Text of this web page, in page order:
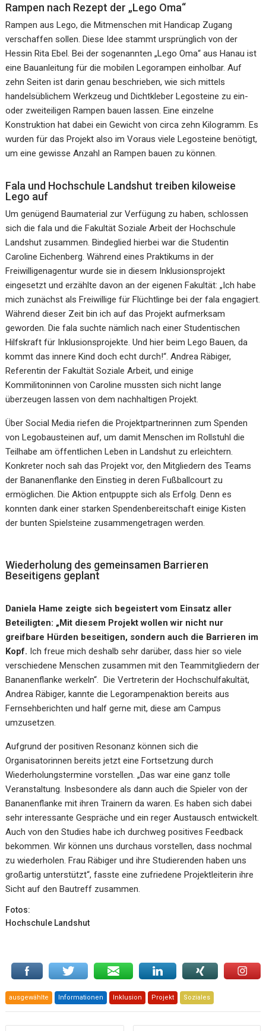
Rampen nach Rezept der „Lego Oma“
Rampen aus Lego, die Mitmenschen mit Handicap Zugang
verschaffen sollen. Diese Idee stammt ursprünglich von der
Hessin Rita Ebel. Bei der sogenannten „Lego Oma“ aus Hanau ist
eine Bauanleitung für die mobilen Legorampen einholbar. Auf
zehn Seiten ist darin genau beschrieben, wie sich mittels
handelsüblichem Werkzeug und Dichtkleber Legosteine zu ein-
oder zweiteiligen Rampen bauen lassen. Eine einzelne
Konstruktion hat dabei ein Gewicht von circa zehn Kilogramm. Es
wurden für das Projekt also im Voraus viele Legosteine benötigt,
um eine gewisse Anzahl an Rampen bauen zu können.
Fala und Hochschule Landshut treiben kiloweise
Lego auf
Um genügend Baumaterial zur Verfügung zu haben, schlossen
sich die fala und die Fakultät Soziale Arbeit der Hochschule
Landshut zusammen. Bindeglied hierbei war die Studentin
Caroline Eichenberg. Während eines Praktikums in der
Freiwilligenagentur wurde sie in diesem Inklusionsprojekt
eingesetzt und erzählte davon an der eigenen Fakultät: „Ich habe
mich zunächst als Freiwillige für Flüchtlinge bei der fala engagiert.
Während dieser Zeit bin ich auf das Projekt aufmerksam
geworden. Die fala suchte nämlich nach einer Studentischen
Hilfskraft für Inklusionsprojekte. Und hier beim Lego Bauen, da
kommt das innere Kind doch echt durch!“. Andrea Räbiger,
Referentin der Fakultät Soziale Arbeit, und einige
Kommilitoninnen von Caroline mussten sich nicht lange
überzeugen lassen von dem nachhaltigen Projekt.
Über Social Media riefen die Projektpartnerinnen zum Spenden
von Legobausteinen auf, um damit Menschen im Rollstuhl die
Teilhabe am öffentlichen Leben in Landshut zu erleichtern.
Konkreter noch sah das Projekt vor, den Mitgliedern des Teams
der Bananenflanke den Einstieg in deren Fußballcourt zu
ermöglichen. Die Aktion entpuppte sich als Erfolg. Denn es
konnten dank einer starken Spendenbereitschaft einige Kisten
der bunten Spielsteine zusammengetragen werden.
Wiederholung des gemeinsamen Barrieren
Beseitigens geplant
Daniela Hame zeigte sich begeistert vom Einsatz aller
Beteiligten: „Mit diesem Projekt wollen wir nicht nur
greifbare Hürden beseitigen, sondern auch die Barrieren im
Kopf. Ich freue mich deshalb sehr darüber, dass hier so viele
verschiedene Menschen zusammen mit den Teammitgliedern der
Bananenflanke werkeln“. Die Vertreterin der Hochschulfakultät,
Andrea Räbiger, kannte die Legorampenaktion bereits aus
Fernsehberichten und half gerne mit, diese am Campus
umzusetzen.
Aufgrund der positiven Resonanz können sich die
Organisatorinnen bereits jetzt eine Fortsetzung durch
Wiederholungstermine vorstellen. „Das war eine ganz tolle
Veranstaltung. Insbesondere als dann auch die Spieler von der
Bananenflanke mit ihren Trainern da waren. Es haben sich dabei
sehr interessante Gespräche und ein reger Austausch entwickelt.
Auch von den Studies habe ich durchweg positives Feedback
bekommen. Wir können uns durchaus vorstellen, dass nochmal
zu wiederholen. Frau Räbiger und ihre Studierenden haben uns
großartig unterstützt“, fasste eine zufriedene Projektleiterin ihre
Sicht auf den Bautreff zusammen.
Fotos:
Hochschule Landshut
ausgewählte Informationen Inklusion Projekt Soziales